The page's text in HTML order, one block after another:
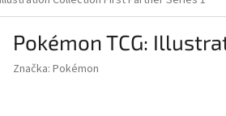
Pokémon TCG:
Značka: Pokémon